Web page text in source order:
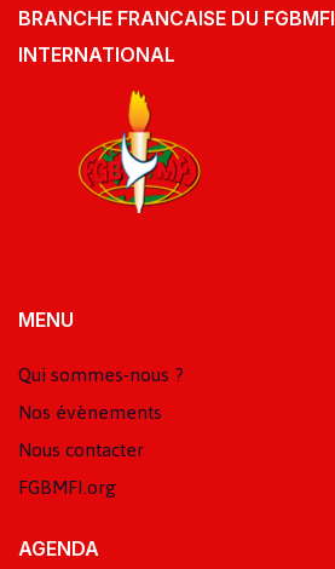
BRANCHE FRANCAISE DU FGBMFI
INTERNATIONAL
MENU
Qui sommes-nous ?
Nos évènements
Nous contacter
FGBMFI.org
AGENDA